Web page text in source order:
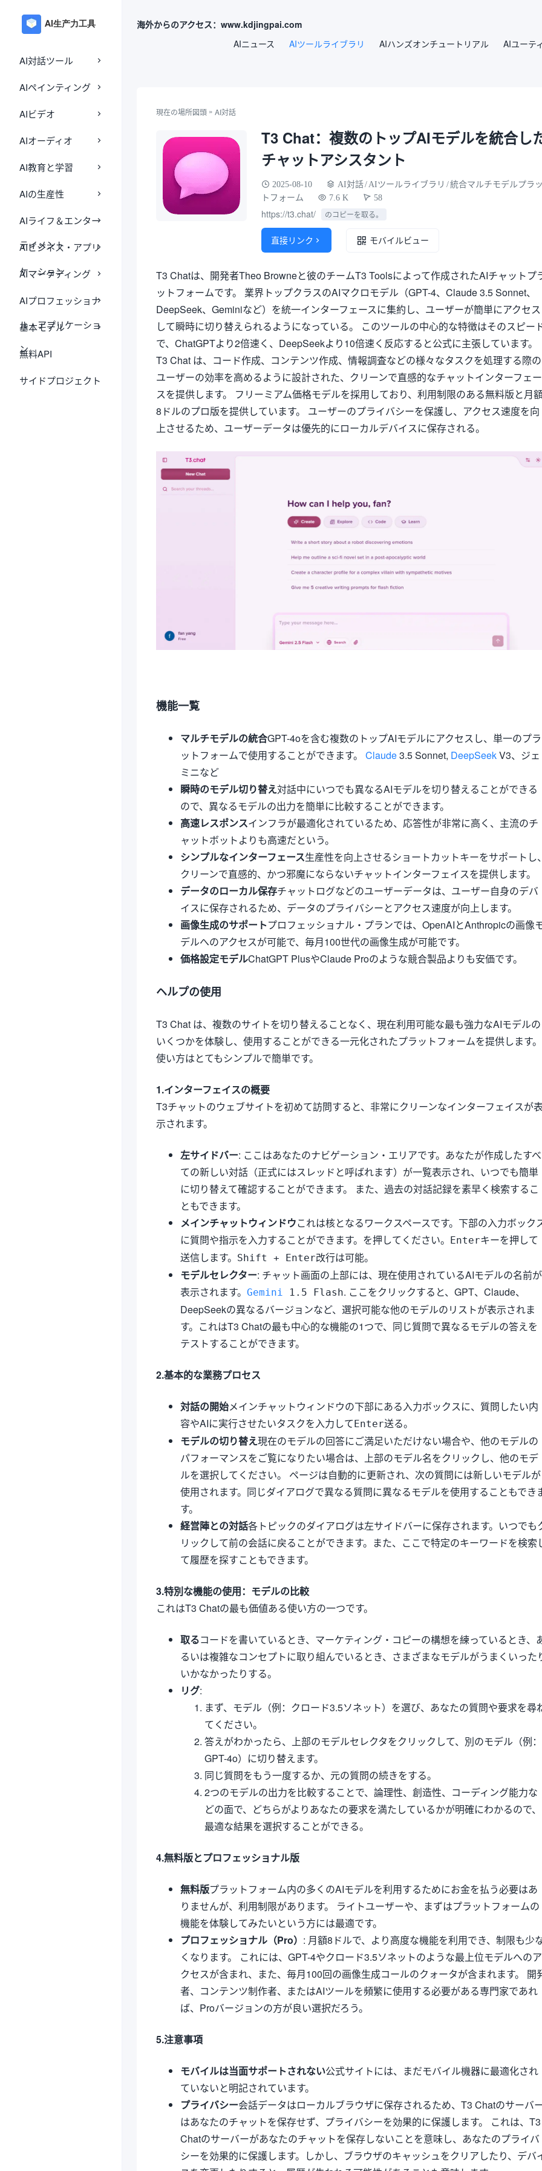
AI対話ツール
AIペインティング
AIビデオ
AIオーディオ
AI教育と学習
AIの生産性
AIライフ＆エンター
テイメント
AIビジネス・アプリ
ケーション
AIマーケティング
AIプロフェッショナ
ル・アプリケーショ
ン
基本モデル
無料API
サイドプロジェクト
海外からのアクセス：www.kdjingpai.com
AIニュース
AIツールライブラリ AIハンズオンチュートリアル AIユーテ
現在の場所図頭 » AI対話
T3 Chat：複数のトップAIモデルを統合し
チャットアシスタント
2025-08-10 AI対話/ AIツールライブラリ /統合マルチモデルプラ
トフォーム
7.6 K 58
https://t3.chat/ のコピーを取る。
直接リンク  モバイルビュー
T3 Chatは、開発者Theo Browneと彼のチームT3 Toolsによって作成されたAIチャットプ
ットフォームです。 業界トップクラスのAIマクロモデル（GPT-4、Claude 3.5 Sonnet、
DeepSeek、Geminiなど）を統一インターフェースに集約し、ユーザーが簡単にアクセス
して瞬時に切り替えられるようになっている。 このツールの中心的な特徴はそのスピー
で、ChatGPTより2倍速く、DeepSeekより10倍速く反応すると公式に主張しています。
T3 Chat は、コード作成、コンテンツ作成、情報調査などの様々なタスクを処理する際の
ユーザーの効率を高めるように設計された、クリーンで直感的なチャットインターフェー
スを提供します。 フリーミアム価格モデルを採用しており、利用制限のある無料版と月
8ドルのプロ版を提供しています。 ユーザーのプライバシーを保護し、アクセス速度を向
上させるため、ユーザーデータは優先的にローカルデバイスに保存される。
機能一覧
マルチモデルの統合GPT-4oを含む複数のトップAIモデルにアクセスし、単一のプラ
ットフォームで使用することができます。 Claude3.5 Sonnet, DeepSeekV3、ジェ
ミニなど
瞬時のモデル切り替え対話中にいつでも異なるAIモデルを切り替えることができる
ので、異なるモデルの出力を簡単に比較することができます。
高速レスポンスインフラが最適化されているため、応答性が非常に高く、主流のチ
ャットボットよりも高速だという。
シンプルなインターフェース生産性を向上させるショートカットキーをサポートし
クリーンで直感的、かつ邪魔にならないチャットインターフェイスを提供します。
データのローカル保存チャットログなどのユーザーデータは、ユーザー自身のデバ
イスに保存されるため、データのプライバシーとアクセス速度が向上します。
画像生成のサポートプロフェッショナル・プランでは、OpenAIとAnthropicの画像
デルへのアクセスが可能で、毎月100世代の画像生成が可能です。
価格設定モデルChatGPT PlusやClaude Proのような競合製品よりも安価です。
ヘルプの使用
T3 Chat は、複数のサイトを切り替えることなく、現在利用可能な最も強力なAIモデルの
いくつかを体験し、使用することができる一元化されたプラットフォームを提供します。
使い方はとてもシンプルで簡単です。
1.インターフェイスの概要
T3チャットのウェブサイトを初めて訪問すると、非常にクリーンなインターフェイスが
示されます。
左サイドバー: ここはあなたのナビゲーション・エリアです。あなたが作成したすべ
ての新しい対話（正式にはスレッドと呼ばれます）が一覧表示され、いつでも簡単
に切り替えて確認することができます。 また、過去の対話記録を素早く検索するこ
ともできます。
メインチャットウィンドウこれは核となるワークスペースです。下部の入力ボック
に質問や指示を入力することができます。を押してください。 Enterキーを押して
送信します。 Shift + Enter改行は可能。
モデルセレクター: チャット画面の上部には、現在使用されているAIモデルの名前が
表示されます。 Gemini 1.5 Flash. ここをクリックすると、GPT、Claude、
DeepSeekの異なるバージョンなど、選択可能な他のモデルのリストが表示されま
す。これはT3 Chatの最も中心的な機能の1つで、同じ質問で異なるモデルの答えを
テストすることができます。
2.基本的な業務プロセス
対話の開始メインチャットウィンドウの下部にある入力ボックスに、質問したい内
容やAIに実行させたいタスクを入力してEnter送る。
モデルの切り替え現在のモデルの回答にご満足いただけない場合や、他のモデルの
パフォーマンスをご覧になりたい場合は、上部のモデル名をクリックし、他のモデ
ルを選択してください。 ページは自動的に更新され、次の質問には新しいモデルが
使用されます。同じダイアログで異なる質問に異なるモデルを使用することもでき
す。
経営陣との対話各トピックのダイアログは左サイドバーに保存されます。いつでも
リックして前の会話に戻ることができます。また、ここで特定のキーワードを検索
て履歴を探すこともできます。
3.特別な機能の使用：モデルの比較
これはT3 Chatの最も価値ある使い方の一つです。
取るコードを書いているとき、マーケティング・コピーの構想を練っているとき、
るいは複雑なコンセプトに取り組んでいるとき、さまざまなモデルがうまくいった
いかなかったりする。
リグ:
まず、モデル（例：クロード3.5ソネット）を選び、あなたの質問や要求を尋
てください。
答えがわかったら、上部のモデルセレクタをクリックして、別のモデル（例：
GPT-4o）に切り替えます。
同じ質問をもう一度するか、元の質問の続きをする。
2つのモデルの出力を比較することで、論理性、創造性、コーディング能力な
どの面で、どちらがよりあなたの要求を満たしているかが明確にわかるので、
最適な結果を選択することができる。
4.無料版とプロフェッショナル版
無料版プラットフォーム内の多くのAIモデルを利用するためにお金を払う必要はあ
りませんが、利用制限があります。 ライトユーザーや、まずはプラットフォームの
機能を体験してみたいという方には最適です。
プロフェッショナル（Pro） : 月額8ドルで、より高度な機能を利用でき、制限も少
くなります。 これには、GPT-4やクロード3.5ソネットのような最上位モデルへのア
クセスが含まれ、また、毎月100回の画像生成コールのクォータが含まれます。 開
者、コンテンツ制作者、またはAIツールを頻繁に使用する必要がある専門家であれ
ば、Proバージョンの方が良い選択だろう。
5.注意事項
モバイルは当面サポートされない公式サイトには、まだモバイル機器に最適化され
ていないと明記されています。
プライバシー会話データはローカルブラウザに保存されるため、T3 Chatのサーバ
はあなたのチャットを保存せず、プライバシーを効果的に保護します。 これは、T3
Chatのサーバーがあなたのチャットを保存しないことを意味し、あなたのプライバ
シーを効果的に保護します。しかし、ブラウザのキャッシュをクリアしたり、デバ